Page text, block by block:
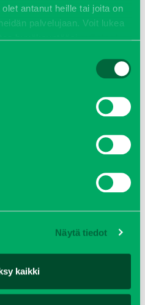
antanut heille tai joita on
palvelujaan. Voit lukea
hyväksyntääsievästeet
Näytä tiedot
kaikki